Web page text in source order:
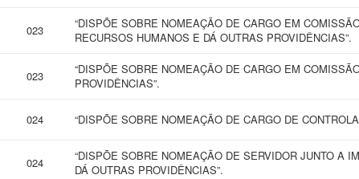
023
“DISPÕE SOBRE NOMEAÇÃO DE CARGO EM
RECURSOS HUMANOS E DÁ OUTRAS PROVIDÊNCIAS”.
023
“DISPÕE SOBRE NOMEAÇÃO DE CARGO EM
PROVIDÊNCIAS”.
024 “DISPÕE SOBRE NOMEAÇÃO DE CARGO DE
024
“DISPÕE SOBRE NOMEAÇÃO DE SERVIDOR JUNTO A
DÁ OUTRAS PROVIDÊNCIAS”.